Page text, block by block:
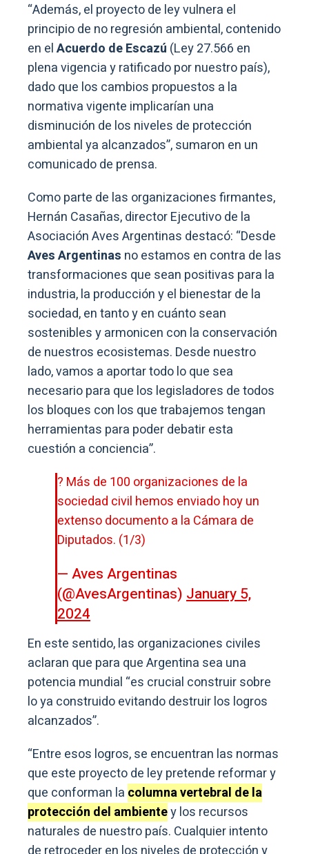
“Además, el proyecto de ley vulnera el
principio de no regresión ambiental, contenido
en elAcuerdo de Escazú (Ley 27.566 en
plena vigencia y ratificado por nuestro país),
dado que los cambios propuestos a la
normativa vigente implicarían una
disminución de los niveles de protección
ambiental ya alcanzados”, sumaron en un
comunicado de prensa.
Como parte de las organizaciones firmantes,
Hernán Casañas, director Ejecutivo de la
Asociación Aves Argentinas destacó: “Desde
Aves Argentinas no estamos en contra de las
transformaciones que sean positivas para la
industria, la producción y el bienestar de la
sociedad, en tanto y en cuánto sean
sostenibles y armonicen con la conservación
de nuestros ecosistemas. Desde nuestro
lado, vamos a aportar todo lo que sea
necesario para que los legisladores de todos
los bloques con los que trabajemos tengan
herramientas para poder debatir esta
cuestión a conciencia”.
? Más de 100 organizaciones de la
sociedad civil hemos enviado hoy un
extenso documento a la Cámara de
Diputados. (1/3)
— Aves Argentinas
(@AvesArgentinas)January 5,
2024
En este sentido, las organizaciones civiles
aclaran que para que Argentina sea una
potencia mundial “es crucial construir sobre
lo ya construido evitando destruir los logros
alcanzados”.
“Entre esos logros, se encuentran las normas
que este proyecto de ley pretende reformar y
que conforman la columna vertebral de la
protección del ambientey los recursos
naturales de nuestro país. Cualquier intento